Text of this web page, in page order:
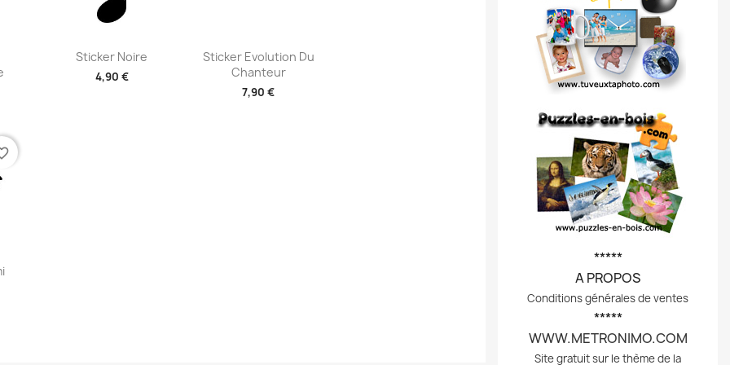
Aperçu rapide
Sticker Noire
4,90 €
Aperçu rapide
+2
Sticker Evolution Du
Chanteur
7,90 €
*****
A PROPOS
Conditions générales de ventes
*****
WWW.METRONIMO.COM
Site gratuit sur le thème de la